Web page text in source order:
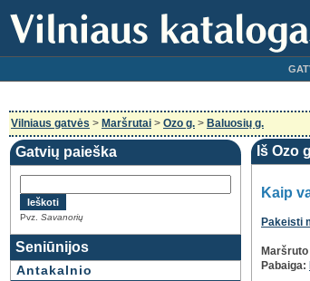
Vilniaus gatvės > Maršrutai > Ozo g. > Baluosių g.
Gatvių paieška
Pvz. Savanorių
Seniūnijos
Antakalnio
Iš Ozo
Kaip
Pakeisti
Pabaiga: